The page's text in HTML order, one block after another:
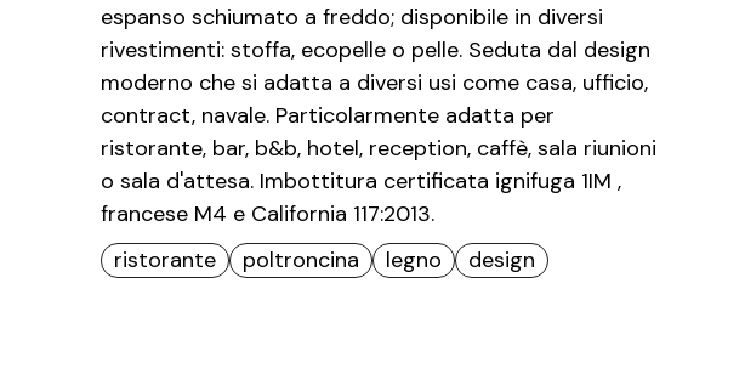
espanso schiumato a freddo; disponibile in diversi
rivestimenti: stoffa, ecopelle o pelle. Seduta dal design
moderno che si adatta a diversi usi come casa, ufficio,
contract, navale. Particolarmente adatta per
ristorante, bar, b&b, hotel, reception, caffè, sala riunioni
o sala d'attesa. Imbottitura certificata ignifuga 1IM ,
francese M4 e California 117:2013.
ristorante
poltroncina legno design